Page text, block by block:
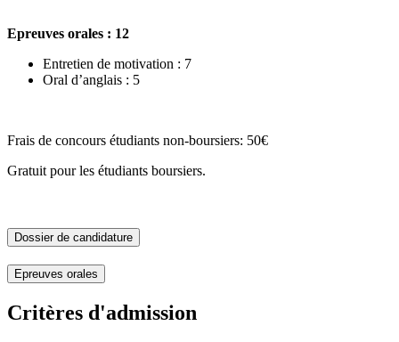
Epreuves orales : 12
Entretien de motivation : 7
Oral d’anglais : 5
Frais de concours étudiants non-boursiers: 50€
Gratuit pour les étudiants boursiers.
Dossier de candidature
Epreuves orales
Critères d'admission